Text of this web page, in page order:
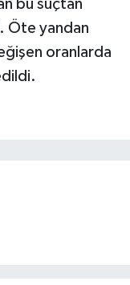
bu suçtan
Öte yandan
oranlarda